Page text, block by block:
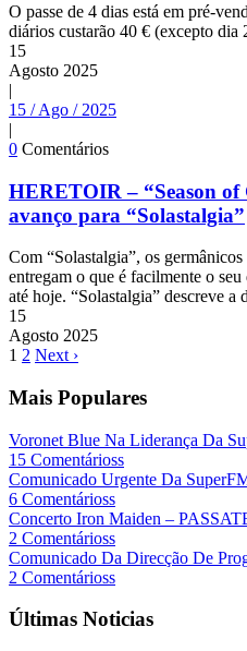
O passe de 4 dias está em pré-
diários custarão 40 € (excepto dia
15
Agosto 2025
|
15 / Ago / 2025
|
0 Comentários
HERETOIR – “Season
avanço para “Solastalgia”
Com “Solastalgia”, os
entregam o que é facilmente o
até hoje. “Solastalgia” descreve a
15
Agosto 2025
1 2 Next ›
Mais Populares
Voronet Blue Na Liderança Da
15 Comentárioss
Comunicado Urgente Da
6 Comentárioss
Concerto Iron Maiden –
2 Comentárioss
Comunicado Da Direcção De
2 Comentárioss
Últimas Noticias